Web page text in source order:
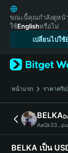
English
日本語
Tiếng Việt
Español
Türkçe
Français
Deutsch
简体中文
繁體中文
Português
Bahasa Indonesia
ขณะนี้คุณกำลังดูหน้
ใช้Englishหรือไม่
เปลี่ยนไปใช้
หน้าแรก ราคาคริ
BELKA
BELKA เป็น